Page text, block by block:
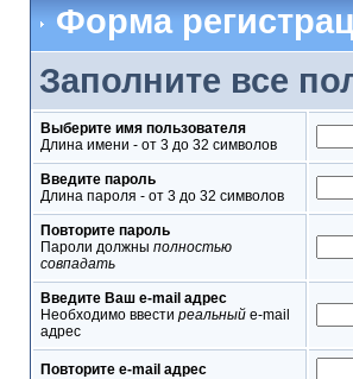
Форма
Заполните все
Выберите имя пользователя
Длина имени - от 3 до 32 символов
Введите пароль
Длина пароля - от 3 до 32 символов
Повторите пароль
Пароли должны полностью
совпадать
Введите Ваш e-mail адрес
Необходимо ввести реальныйe-mail
адрес
Повторите e-mail адрес